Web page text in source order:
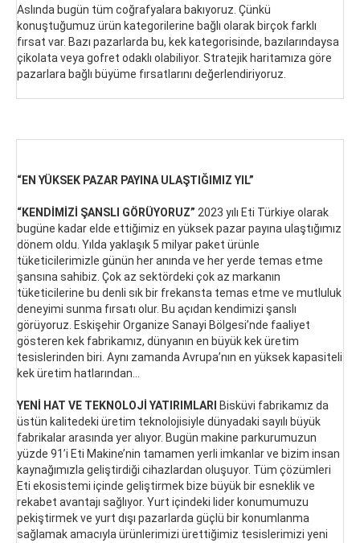
Aslında bugün tüm coğrafyalara bakıyoruz. Çünkü
konuştuğumuz ürün kategorilerine bağlı olarak birçok farklı
fırsat var. Bazı pazarlarda bu, kek kategorisinde, bazılarındaysa
çikolata veya gofret odaklı olabiliyor. Stratejik haritamıza göre
pazarlara bağlı büyüme fırsatlarını değerlendiriyoruz.
“EN YÜKSEK PAZAR PAYINA ULAŞTIĞIMIZ YIL”
“KENDİMİZİ ŞANSLI GÖRÜYORUZ” 2023 yılı Eti Türkiye olarak
bugüne kadar elde ettiğimiz en yüksek pazar payına ulaştığımız
dönem oldu. Yılda yaklaşık 5 milyar paket ürünle
tüketicilerimizle günün her anında ve her yerde temas etme
şansına sahibiz. Çok az sektördeki çok az markanın
tüketicilerine bu denli sık bir frekansta temas etme ve mutluluk
deneyimi sunma fırsatı olur. Bu açıdan kendimizi şanslı
görüyoruz. Eskişehir Organize Sanayi Bölgesi’nde faaliyet
gösteren kek fabrikamız, dünyanın en büyük kek üretim
tesislerinden biri. Aynı zamanda Avrupa’nın en yüksek kapasiteli
kek üretim hatlarından...
YENİ HAT VE TEKNOLOJİ YATIRIMLARI
Bisküvi fabrikamız da
üstün kalitedeki üretim teknolojisiyle dünyadaki sayılı büyük
fabrikalar arasında yer alıyor. Bugün makine parkurumuzun
yüzde 91’i Eti Makine’nin tamamen yerli imkanlar ve bizim insan
kaynağımızla geliştirdiği cihazlardan oluşuyor. Tüm çözümleri
Eti ekosistemi içinde geliştirmek bize büyük bir esneklik ve
rekabet avantajı sağlıyor. Yurt içindeki lider konumumuzu
pekiştirmek ve yurt dışı pazarlarda güçlü bir konumlanma
sağlamak amacıyla ürünlerimizi ürettiğimiz tesislerimizi yeni